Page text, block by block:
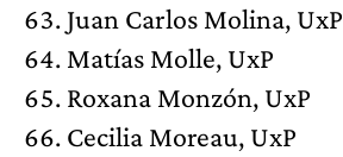
Juan Carlos Molina, UxP
Matías Molle, UxP
Roxana Monzón, UxP
Cecilia Moreau, UxP